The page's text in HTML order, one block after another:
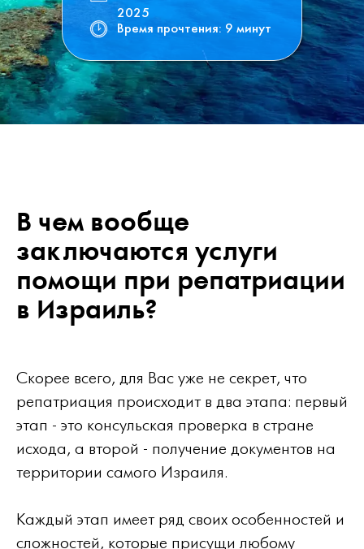
2025
Время прочтения: 9 минут
В чем вообще
заключаются услуги
помощи при репатриации
в Израиль?
Скорее всего, для Вас уже не секрет, что
репатриация происходит в два этапа: первый
этап - это консульская проверка в стране
исхода, а второй - получение документов на
территории самого Израиля.
Каждый этап имеет ряд своих особенностей и
сложностей, которые присущи любому